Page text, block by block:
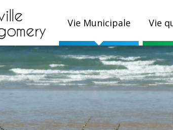
Vie Municipale Vie